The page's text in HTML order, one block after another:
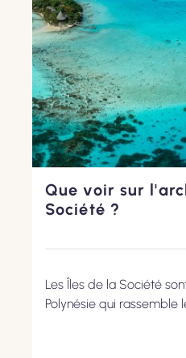
Que voir sur
Société ?
Les Îles de la Société
Polynésie qui rassemble
Moorea. Cet ensemble